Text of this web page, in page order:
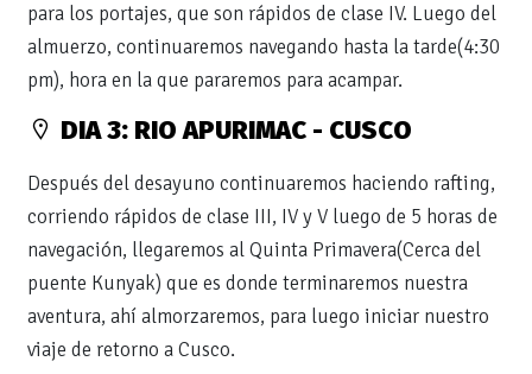
para los portajes, que son rápidos de clase IV. Luego del
almuerzo, continuaremos navegando hasta la tarde(4:30
pm), hora en la que pararemos para acampar.
DIA 3: RIO APURIMAC - CUSCO
Después del desayuno continuaremos haciendo rafting,
corriendo rápidos de clase III, IV y V luego de 5 horas de
navegación, llegaremos al Quinta Primavera(Cerca del
puente Kunyak) que es donde terminaremos nuestra
aventura, ahí almorzaremos, para luego iniciar nuestro
viaje de retorno a Cusco.